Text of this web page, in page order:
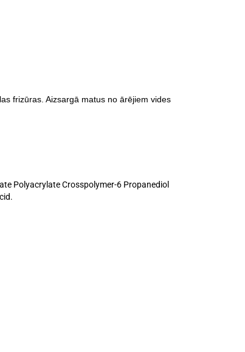
frizūras. Aizsargā matus no ārējiem vides
Polyacrylate Crosspolymer-6 Propanediol
.